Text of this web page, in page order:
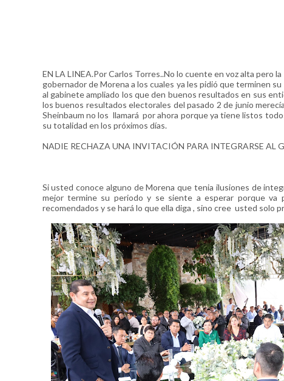
EN LA LINEA.Por Carlos Torres..No lo cuente en voz alta pero
gobernador de Morena a los cuales ya les pidió que terminen
al gabinete ampliado los que den buenos resultados en sus
los buenos resultados electorales del pasado 2 de junio
Sheinbaum no los llamará por ahora porque ya tiene listos
su totalidad en los próximos días.
NADIE RECHAZA UNA INVITACIÓN PARA INTEGRARSE AL
Si usted conoce alguno de Morena que tenia ilusiones de
mejor termine su periodo y se siente a esperar porque va
recomendados y se hará lo que ella diga , sino cree usted solo